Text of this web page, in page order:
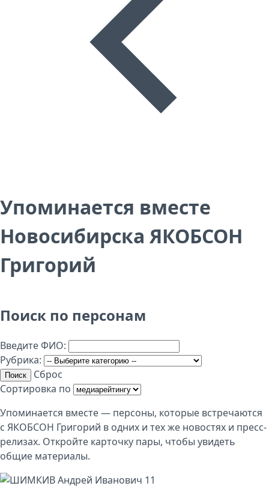
Упоминается вместе
Новосибирска ЯКОБСОН
Григорий
Поиск по персонам
Введите ФИО:
Рубрика:
Поиск
Сброс
Сортировка по
Упоминается вместе — персоны, которые встречаются
с ЯКОБСОН Григорий в одних и тех же новостях и пресс-
релизах. Откройте карточку пары, чтобы увидеть
общие материалы.
11